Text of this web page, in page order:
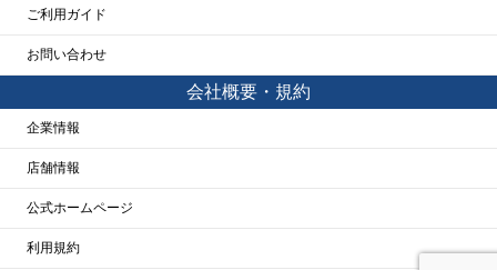
ご利用ガイド
お問い合わせ
会社概要・規約
企業情報
店舗情報
公式ホームページ
利用規約